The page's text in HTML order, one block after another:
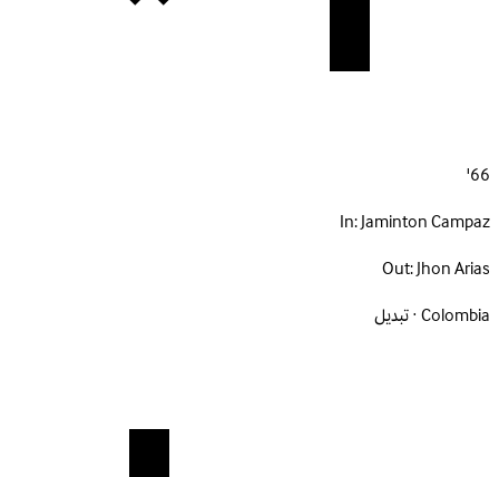
66'
In:Jaminton Campaz
Out:Jhon Arias
Colombia · تبديل